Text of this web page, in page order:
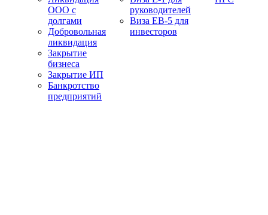
ООО с
долгами
Добровольная
ликвидация
Закрытие
бизнеса
Закрытие ИП
Банкротство
предприятий
руководителей
Виза EB-5 для
инвесторов